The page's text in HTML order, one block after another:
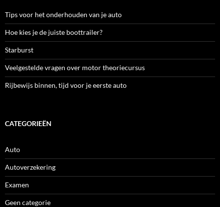
Tips voor het onderhouden van je auto
Hoe kies je de juiste boottrailer?
Starburst
Veelgestelde vragen over motor theoriecursus
Rijbewijs binnen, tijd voor je eerste auto
CATEGORIEËN
Auto
Autoverzekering
Examen
Geen categorie